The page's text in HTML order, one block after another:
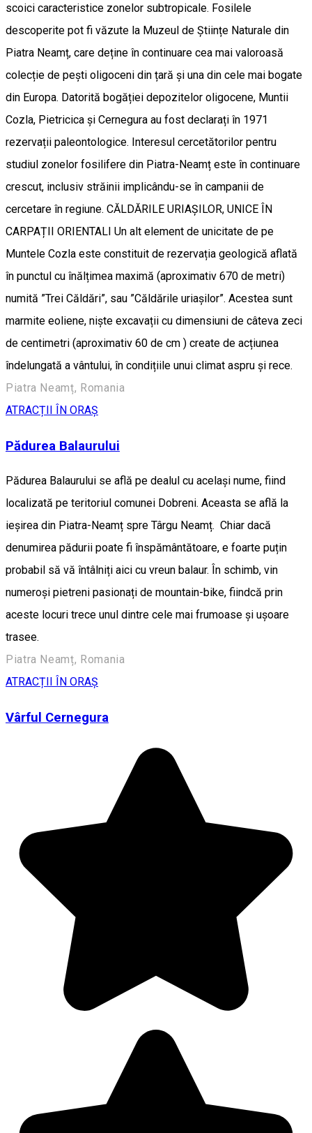
scoici caracteristice zonelor subtropicale. Fosilele
descoperite pot fi văzute la Muzeul de Științe Naturale din
Piatra Neamț, care deține în continuare cea mai valoroasă
colecție de pești oligoceni din țară și una din cele mai bogate
din Europa. Datorită bogăției depozitelor oligocene, Muntii
Cozla, Pietricica și Cernegura au fost declarați în 1971
rezervații paleontologice. Interesul cercetătorilor pentru
studiul zonelor fosilifere din Piatra-Neamț este în continuare
crescut, inclusiv străinii implicându-se în campanii de
cercetare în regiune. CĂLDĂRILE URIAȘILOR, UNICE ÎN
CARPAȚII ORIENTALI Un alt element de unicitate de pe
Muntele Cozla este constituit de rezervația geologică aflată
în punctul cu înălțimea maximă (aproximativ 670 de metri)
numită ”Trei Căldări”, sau ”Căldările uriașilor”. Acestea sunt
marmite eoliene, niște excavații cu dimensiuni de câteva zeci
de centimetri (aproximativ 60 de cm ) create de acțiunea
îndelungată a vântului, în condițiile unui climat aspru și rece.
Piatra Neamț, Romania
ATRACȚII ÎN ORAȘ
Pădurea Balaurului
Pădurea Balaurului se află pe dealul cu același nume, fiind
localizată pe teritoriul comunei Dobreni. Aceasta se află la
ieșirea din Piatra-Neamț spre Târgu Neamț. Chiar dacă
denumirea pădurii poate fi înspământătoare, e foarte puțin
probabil să vă întâlniți aici cu vreun balaur. În schimb, vin
numeroși pietreni pasionați de mountain-bike, fiindcă prin
aceste locuri trece unul dintre cele mai frumoase și ușoare
trasee.
Piatra Neamț, Romania
ATRACȚII ÎN ORAȘ
Vârful Cernegura